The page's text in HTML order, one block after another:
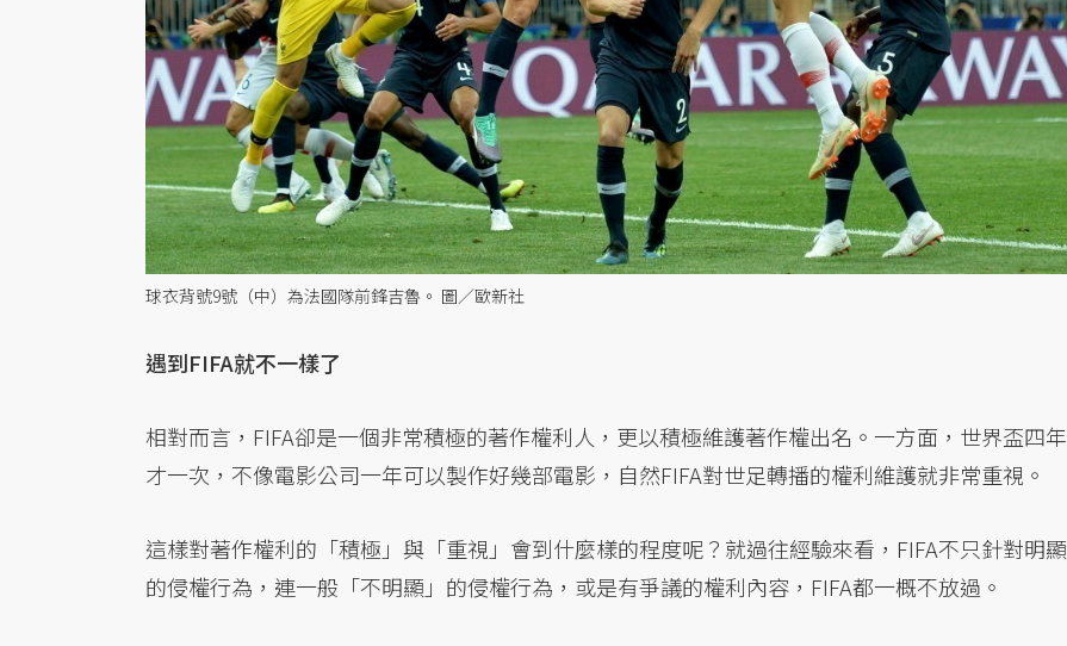
球衣背號9號（中）為法國隊前鋒吉魯。 圖／歐新社
遇到FIFA就不一樣了
相對而言，FIFA卻是一個非常積極的著作權利人，更以積極維護著作權出名。一方面，世界盃四年
才一次，不像電影公司一年可以製作好幾部電影，自然FIFA對世足轉播的權利維護就非常重視。
這樣對著作權利的「積極」與「重視」會到什麼樣的程度呢？就過往經驗來看，FIFA不只針對明顯
的侵權行為，連一般「不明顯」的侵權行為，或是有爭議的權利內容，FIFA都一概不放過。